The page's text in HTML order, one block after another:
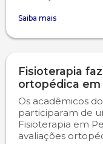
Saiba mais
Fisioterapia
ortopédica em
Os acadêmicos
participaram de
Fisioterapia em
avaliações